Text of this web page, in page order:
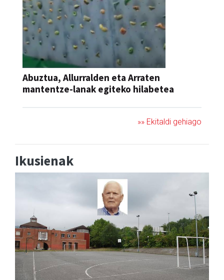
Abuztua, Allurralden eta Arraten
mantentze-lanak egiteko hilabetea
»» Ekitaldi gehiago
Ikusienak